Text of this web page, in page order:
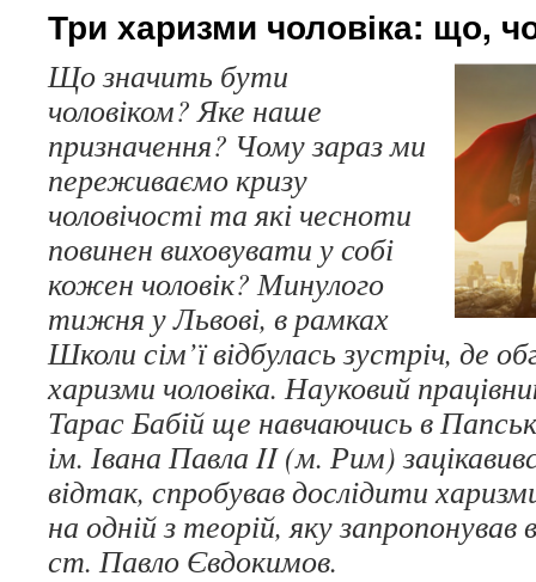
Три харизми чоловіка: що,
Що значить бути
чоловіком? Яке наше
призначення? Чому зараз ми
переживаємо кризу
чоловічості та які чесноти
повинен виховувати у собі
кожен чоловік? Минулого
тижня у Львові, в рамках
Школи сім’ї відбулась зустріч, де
харизми чоловіка. Науковий
Тарас Бабій ще навчаючись в
ім. Івана Павла II (м. Рим)
відтак, спробував дослідити
на одній з теорій, яку запропонував
ст. Павло Євдокимов.